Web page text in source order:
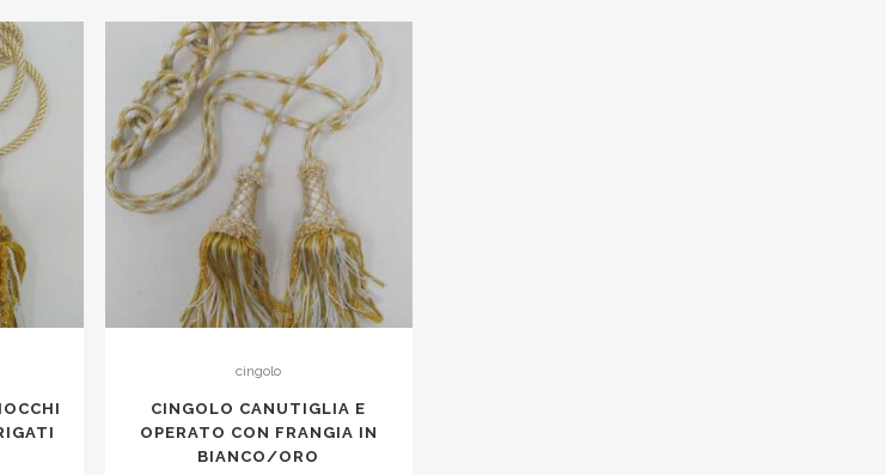
cingolo
CINGOLO CANUTIGLIA E
OPERATO CON FRANGIA IN
BIANCO/ORO